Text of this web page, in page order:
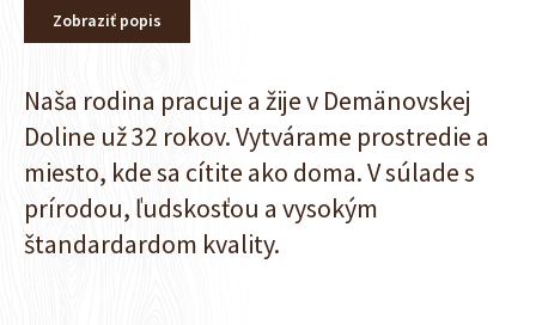
Zobraziť popis
Naša rodina pracuje a žije v Demänovskej
Doline už 32 rokov. Vytvárame prostredie a
miesto, kde sa cítite ako doma. V súlade s
prírodou, ľudskosťou a vysokým
štandardardom kvality.